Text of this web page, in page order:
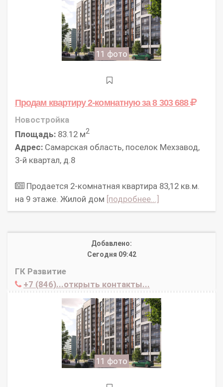
11 фото
Продам квартиру 2-комнатнуюза 8 303 688
Новостройка
Площадь: 83.12 м2
Адрес: Самарская область, поселок Мехзавод,
3-й квартал, д.8
Продается 2-комнатная квартира 83,12 кв.м.
на 9 этаже. Жилой дом [подробнее...]
Добавлено:
Сегодня 09:42
ГК Развитие
+7 (846)...открыть контакты...
11 фото